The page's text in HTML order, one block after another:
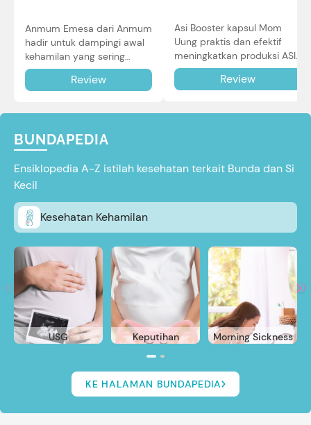
Anmum Emesa dari Anmum
hadir untuk dampingi awal
kehamilan yang sering
diiringi dengan mual dan
muntah. Simak reviewnya di
Review
Asi Booster kapsul Mom
Uung praktis dan efektif
meningkatkan produksi ASI
Bunda untuk Si Kecil. Simak
review lengkapnya di sini.
Review
BUNDAPEDIA
Ensiklopedia A-Z istilah kesehatan terkait Bunda dan Si
Kecil
Kesehatan Kehamilan
USG Keputihan Morning Sickness
KE HALAMAN BUNDAPEDIA